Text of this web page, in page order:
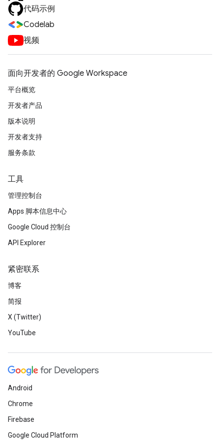
代码示例
Codelab
视频
面向开发者的 Google Workspace
平台概览
开发者产品
版本说明
开发者支持
服务条款
工具
管理控制台
Apps 脚本信息中心
Google Cloud 控制台
API Explorer
紧密联系
博客
简报
X (Twitter)
YouTube
Android
Chrome
Firebase
Google Cloud Platform